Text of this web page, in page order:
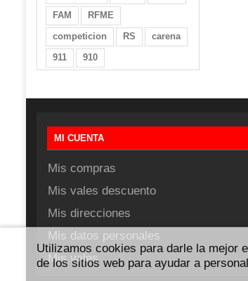
FAM
RFME
competicion
RS
carena
911
910
MI CUENTA
Mis compras
Mis vales descuento
Mis direcciones
Mis datos personales
Mis vales
Utilizamos cookies para darle la mejor
de los sitios web para ayudar a